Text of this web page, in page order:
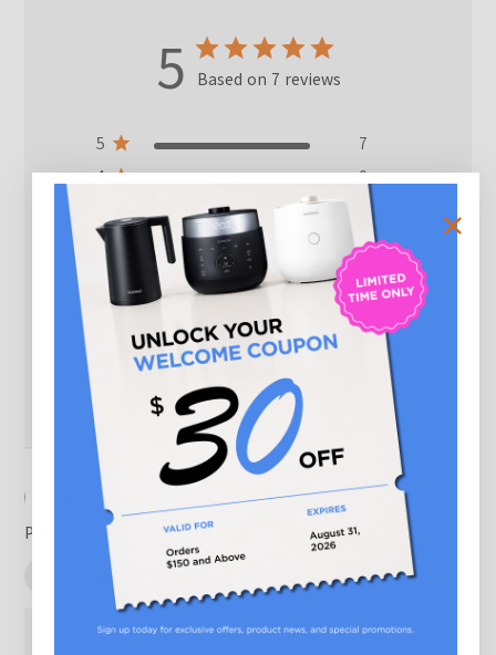
5 Based on 7 reviews
5
7
4
0
2
0
0
Write A Review
Search reviews Filters
Popular topics
cleaning cooker rice cooker